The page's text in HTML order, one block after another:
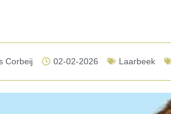
Corbeij 02-02-2026 Laarbeek